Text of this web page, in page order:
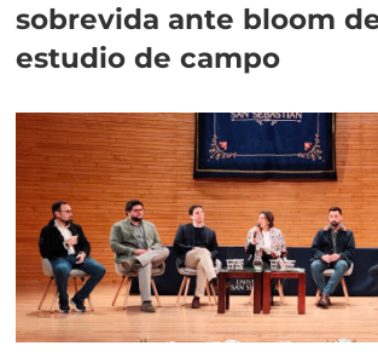
sobrevida ante bloom
estudio de campo